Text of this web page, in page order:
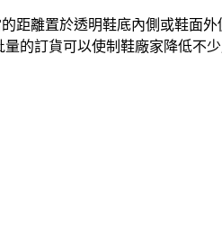
離置於透明鞋底內側或鞋面
的訂貨可以使制鞋廠家降低不